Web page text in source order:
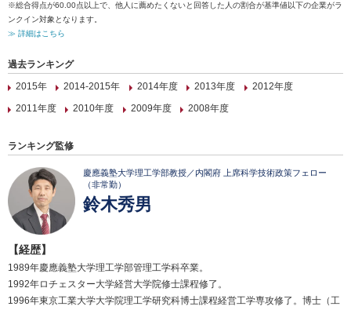
※総合得点が60.00点以上で、他人に薦めたくないと回答した人の割合が基準値以下の企業がラ
ンクイン対象となります。
≫ 詳細はこちら
過去ランキング
2015年
2014-2015年 2014年度 2013年度
2012年度
2011年度
2010年度 2009年度 2008年度
ランキング監修
慶應義塾大学理工学部教授／内閣府 上席科学技術政策フェロー
（非常勤）
鈴木秀男
【経歴】
1989年慶應義塾大学理工学部管理工学科卒業。
1992年ロチェスター大学経営大学院修士課程修了。
1996年東京工業大学大学院理工学研究科博士課程経営工学専攻修了。博士（工